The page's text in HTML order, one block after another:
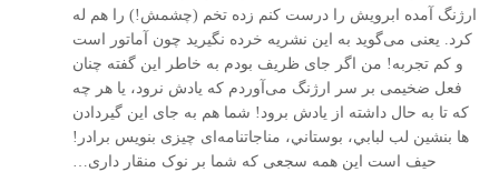
ارژنگ آمده ابرويش را درست کنم زده تخم (چشمش!) را هم له
کرد. يعنی می‌گويد به اين نشريه خرده نگيريد چون آماتور است
و کم تجربه! من اگر جای ظريف بودم به خاطر اين گفته چنان
فعل ضخيمی بر سر ارژنگ می‌آوردم که يادش نرود، يا هر چه
که تا به حال داشته از يادش برود! شما هم به جای اين گيردادن
ها بنشين لب لبابي، بوستاني، مناجاتنامه‌ای چيزی بنويس برادر!
حيف است اين همه سجعی که شما بر نوک منقار داری…